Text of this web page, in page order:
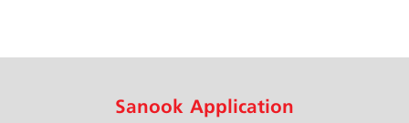
Sanook Application